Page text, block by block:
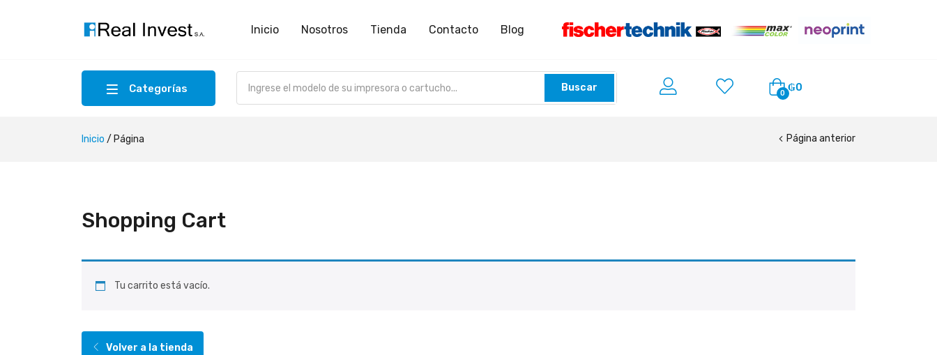
Inicio Nosotros Tienda Contacto Blog
Categorías Buscar 0 ₲0
Inicio / Página Página anterior
Shopping Cart
Tu carrito está vacío.
Volver a la tienda